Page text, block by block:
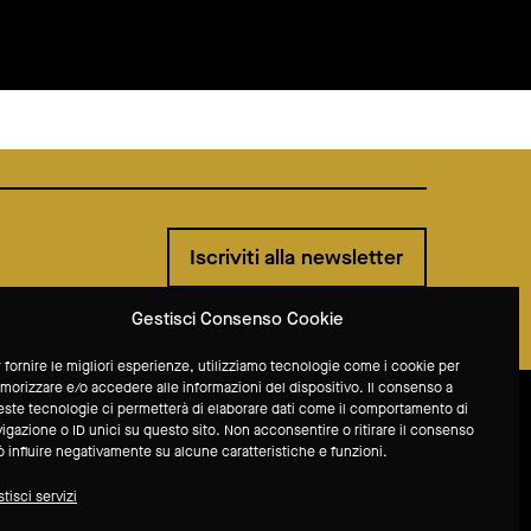
Gestisci Consenso Cookie
fornire le migliori esperienze, utilizziamo tecnologie come i cookie per
e/o accedere alle informazioni del dispositivo. Il consenso a
tecnologie ci permetterà di elaborare dati come il comportamento di
o ID unici su questo sito. Non acconsentire o ritirare il consenso
influire negativamente su alcune caratteristiche e funzioni.
servizi
Iscriviti alla newsletter